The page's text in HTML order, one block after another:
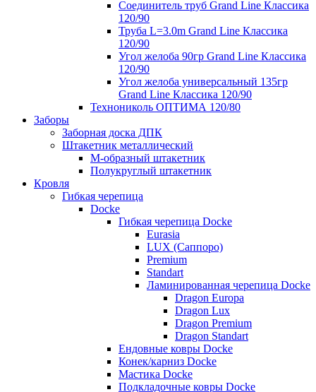
Соединитель труб Grand Line Классика
120/90
Труба L=3.0m Grand Line Классика
120/90
Угол желоба 90гр Grand Line Классика
120/90
Угол желоба универсальный 135гр
Grand Line Классика 120/90
Технониколь ОПТИМА 120/80
Заборы
Заборная доска ДПК
Штакетник металлический
М-образный штакетник
Полукруглый штакетник
Кровля
Гибкая черепица
Docke
Гибкая черепица Docke
Eurasia
LUX (Саппоро)
Premium
Standart
Ламинированная черепица Docke
Dragon Europa
Dragon Lux
Dragon Premium
Dragon Standart
Ендовные ковры Docke
Конек/карниз Docke
Мастика Docke
Подкладочные ковры Docke